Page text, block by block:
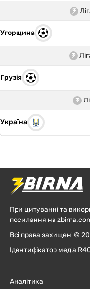
Угорщина
Грузія
Україна
При цитуванні та
посилання на
Всі права захищені ©
Ідентифікатор медіа
Аналітика